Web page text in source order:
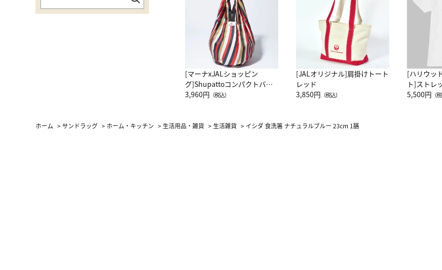
[マーナxJALショッピン
グ]Shupattoコンパクトバッ
グ Drop JAL客室乗務員
3,960円 （税込）
[JALオリジナル]肩掛けトート
レッド
3,850円 （税込）
[ハリウッ
ト]ストレ
ーネック別
5,500円 （
ホーム >サンドラッグ > ホーム・キッチン > 生活用品・雑貨 > 生活雑貨 > イシダ 食洗箸 ナチュラルブルー 23cm 1膳